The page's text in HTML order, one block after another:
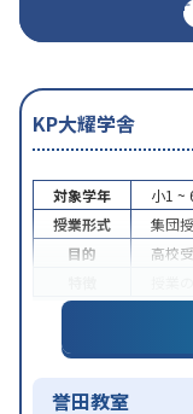
KP大耀学舎
対象学年 小1 ~
授業形式
集団
目的
高校
授業
誉田教室